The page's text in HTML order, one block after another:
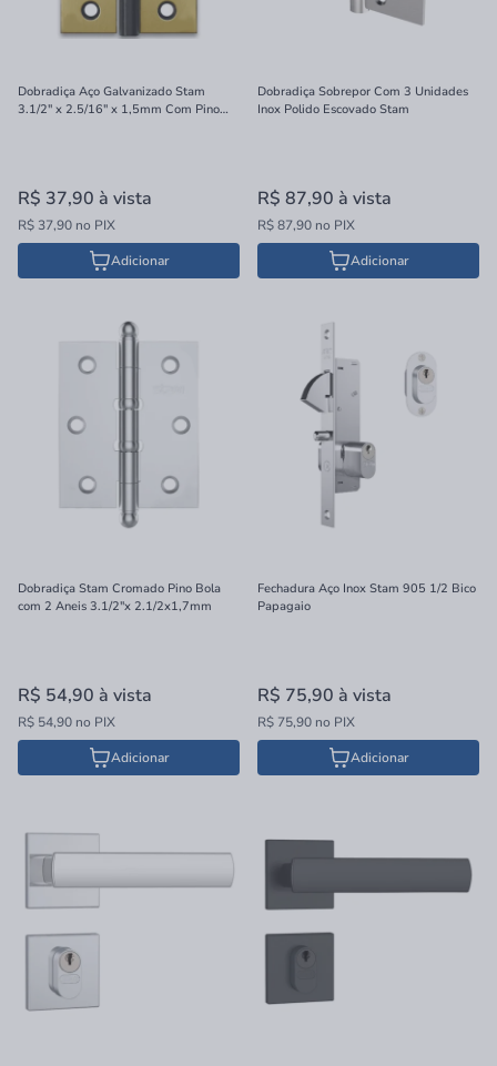
Dobradiça Aço Galvanizado Stam
3.1/2" x 2.5/16" x 1,5mm Com Pino
R$ 37,90 à vista
R$ 37,90 no PIX
Adicionar
Dobradiça Sobrepor Com 3 Unidades
Inox Polido Escovado Stam
R$ 87,90 à vista
R$ 87,90 no PIX
Adicionar
Dobradiça Stam Cromado Pino Bola
com 2 Aneis 3.1/2"x 2.1/2x1,7mm
R$ 54,90 à vista
R$ 54,90 no PIX
Adicionar
Fechadura Aço Inox Stam 905 1/2 Bico
Papagaio
R$ 75,90 à vista
R$ 75,90 no PIX
Adicionar